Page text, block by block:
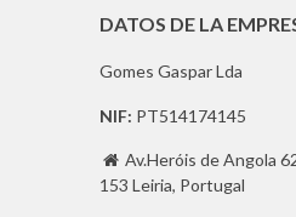
DATOS DE LA
Gomes Gaspar Lda
NIF: PT514174145
 Av.Heróis de Angola
153 Leiria, Portugal